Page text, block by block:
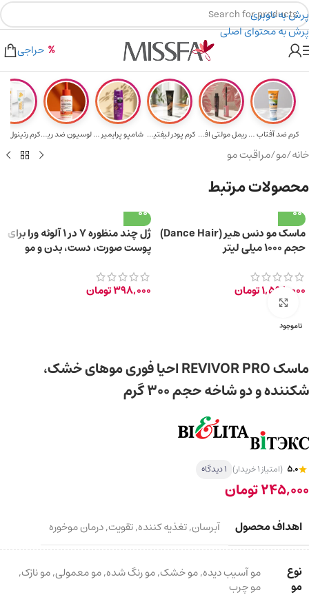
پرش به ناوبری
پرش به محتوای اصلی
۲٪ تخفیف روی سبد خرید برای روش کارت به کارت
هدیه برای خرید های بالای ۵ میلیون تومن
حراجی
کرم ضد آفتاب حا... ریمل مولتی افکت... کرم پودر لیفتین... شامپو پرایمیر پ... لوسیون ضد ریزش ...
خانه/مو/مراقبت مو
محصولات مرتبط
ماسک مو دنس هیر (Dance Hair)
حجم ۱۰۰۰ میلی لیتر
1,598,000تومان
ژل چند منظوره 7 در 1 آلوئه ورا برای
پوست صورت، دست، بدن و مو
398,000تومان
ناموجود
برای بزرگ‌نمایی کلیک کنید
ماسک REVIVOR PRO احیا فوری موهای خشک،
شکننده و دو شاخه حجم 300 گرم
5.0 (امتیاز 1 خریدار) 1 دیدگاه
245,000تومان
اهداف محصول آبرسان,تغذیه کننده,تقویت,درمان موخوره
نوع
مو
مو آسیب دیده,مو خشک,مو رنگ شده,مو معمولی,مو نازک,
مو چرب